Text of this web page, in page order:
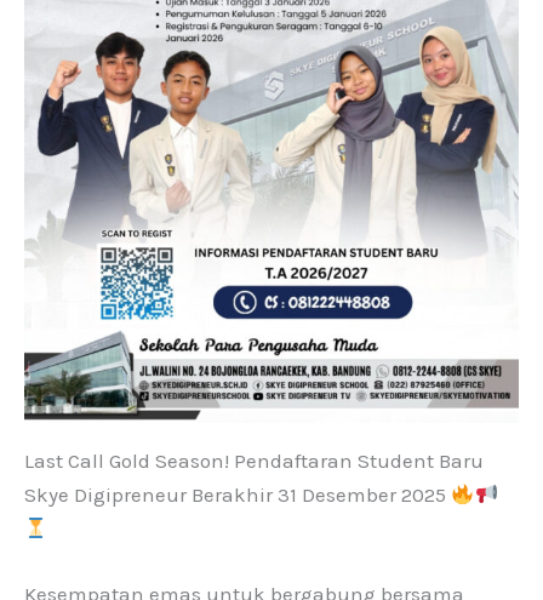
Last Call Gold Season! Pendaftaran Student Baru
Skye Digipreneur Berakhir 31 Desember 2025
Kesempatan emas untuk bergabung bersama